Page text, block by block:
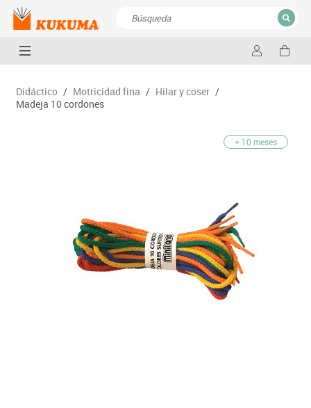
CERRAR
Didáctico / Motricidad fina / Hilar y coser /
Madeja 10 cordones
+ 10 meses